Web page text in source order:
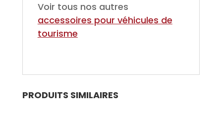
Voir tous nos autres
accessoires pour véhicules de
tourisme
PRODUITS SIMILAIRES